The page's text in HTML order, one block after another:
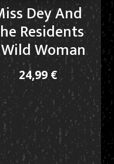
Dey And
Residents
Woman
24,99€